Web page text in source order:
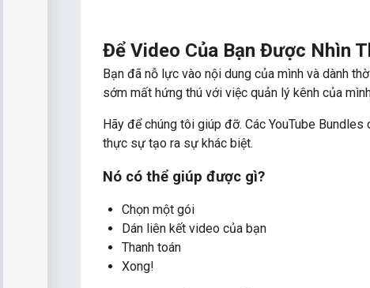
Để Video Của Bạn Được Nhìn
Bạn đã nỗ lực vào nội dung của mình và dành
sớm mất hứng thú với việc quản lý kênh của
Hãy để chúng tôi giúp đỡ. Các YouTube
thực sự tạo ra sự khác biệt.
Nó có thể giúp được gì?
Chọn một gói
Dán liên kết video của bạn
Thanh toán
Xong!